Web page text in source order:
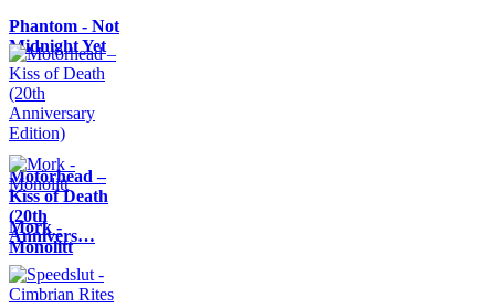
Phantom - Not
Midnight Yet
Motörhead –
Kiss of Death
(20th
Annivers…
Mork -
Monolitt